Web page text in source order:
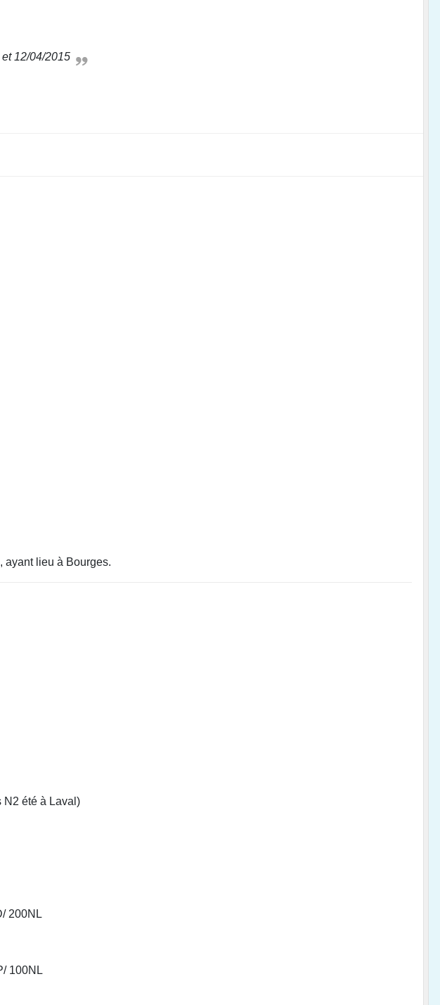
et 12/04/2015
ayant lieu à Bourges.
N2 été à Laval)
200NL
100NL